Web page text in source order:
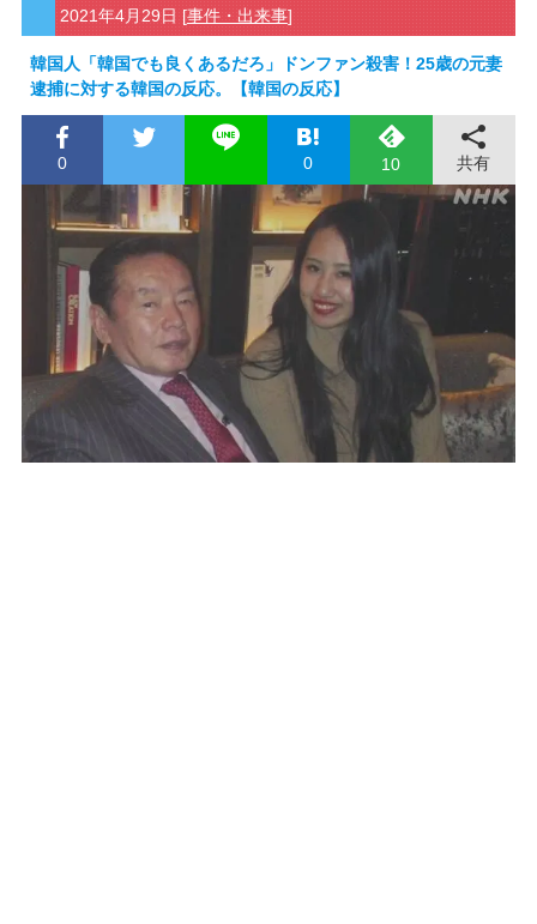
2021年4月29日 [事件・出来事]
韓国人「韓国でも良くあるだろ」ドンファン殺害！25歳の元妻
逮捕に対する韓国の反応。【韓国の反応】
0 0 10 共有